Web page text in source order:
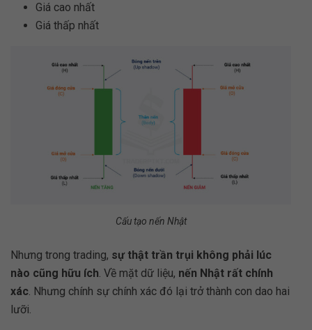
Giá cao nhất
Giá thấp nhất
Cấu tạo nến Nhật
Nhưng trong trading, sự thật trần trụi không phải lúc
nào cũng hữu ích . Về mặt dữ liệu, nến Nhật rất chính
xác . Nhưng chính sự chính xác đó lại trở thành con dao hai
lưỡi.